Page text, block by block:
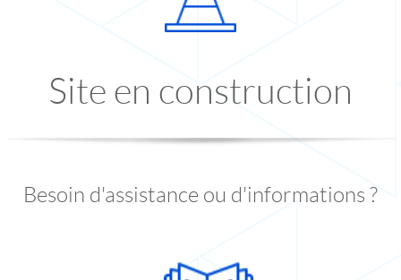
Site en construction
Besoin d'assistance ou d'informations ?